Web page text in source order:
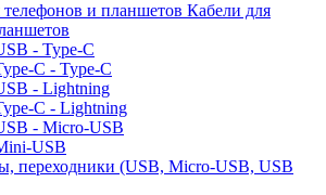
Кабели для
- Type-C
C - Type-C
- Lightning
C - Lightning
- Micro-USB
USB
переходники (USB, Micro-USB, USB